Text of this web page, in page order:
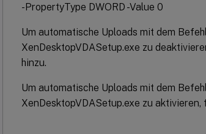
-PropertyType DWORD -Value 0
Um automatische Uploads mit dem
XenDesktopVDASetup.exe zu
hinzu.
Um automatische Uploads mit dem
XenDesktopVDASetup.exe zu